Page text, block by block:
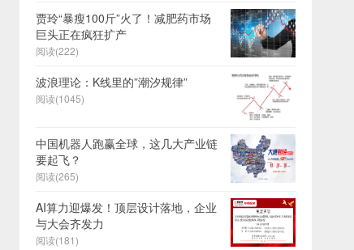
贾玲“暴瘦100斤”火了！减肥药市场
巨头正在疯狂扩产
阅读(222)
波浪理论：K线里的”潮汐规律”
阅读(1045)
中国机器人跑赢全球，这几大产业链
要起飞？
阅读(265)
AI算力迎爆发！顶层设计落地，企业
与大会齐发力
阅读(181)